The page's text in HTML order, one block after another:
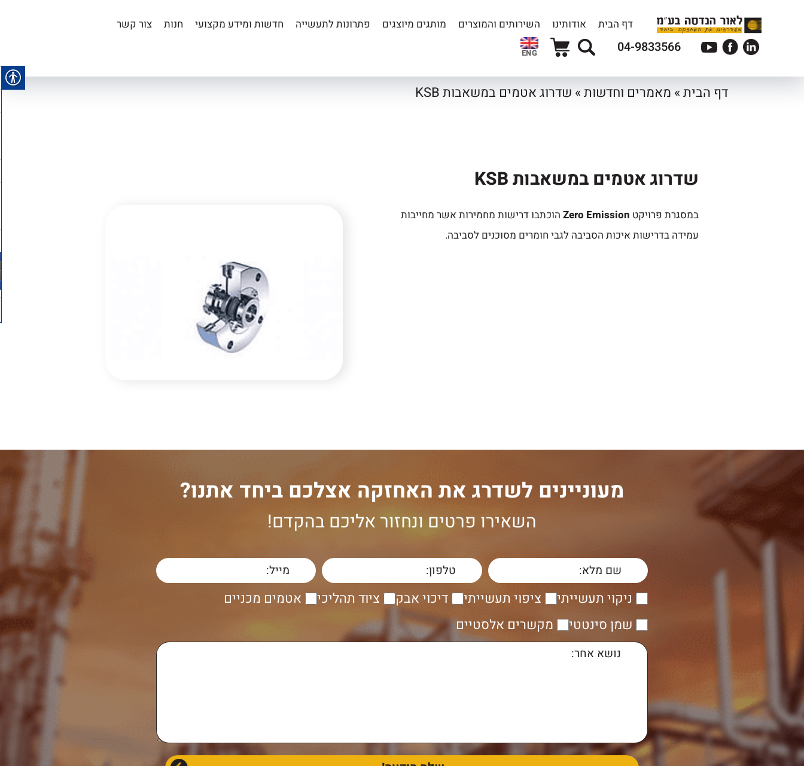
דף הבית אודותינו השירותים והמוצרים מותגים מיוצגים פתרונות לתעשייה חדשות ומידע מקצועי חנות צור קשר
04-9833566
ENG
דף הבית» מאמרים וחדשות» שדרוג אטמים במשאבות KSB
שדרוג אטמים במשאבות KSB
במסגרת פרויקט Zero Emission הוכתבו דרישות מחמירות אשר מחייבות
עמידה בדרישות איכות הסביבה לגבי חומרים מסוכנים לסביבה.
מעוניינים לשדרג את האחזקה אצלכם ביחד אתנו?
השאירו פרטים ונחזור אליכם בהקדם!
ניקוי תעשייתי ציפוי תעשייתי דיכוי אבק ציוד תהליכי
אטמים מכניים
שמן סינטטי
מקשרים אלסטיים